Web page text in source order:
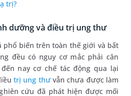
trị?
dưỡng và điều trị ung thư
phổ biến trên toàn thế giới và bất
đều có nguy cơ mắc phải căn
nay cơ chế tác động qua lại
trị ung thưvẫn chưa được làm
cứu đã phát hiện được mối